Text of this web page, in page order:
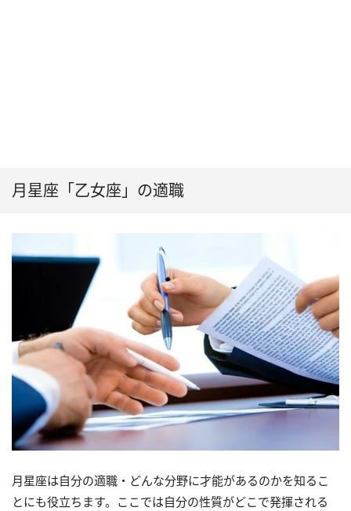
月星座「乙女座」の適職
月星座は自分の適職・どんな分野に才能があるのかを知るこ
とにも役立ちます。ここでは自分の性質がどこで発揮される